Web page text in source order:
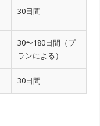
30日間
30〜180日間（プ
ランによる）
30日間